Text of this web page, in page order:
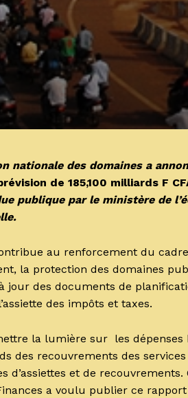
nationale des domaines a
de 185,100 milliards F
publique par le ministère de
.
au renforcement du
la protection des domaines
jour des documents de
des impôts et taxes.
la lumière sur les
des recouvrements des
d’assiettes et de
a voulu publier ce